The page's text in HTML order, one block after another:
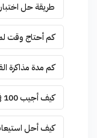
طريقة حل
كم أحتاج وقت
كم مدة مذاكرة
كيف أجيب 100 في اختبار القدرات
كيف أحل